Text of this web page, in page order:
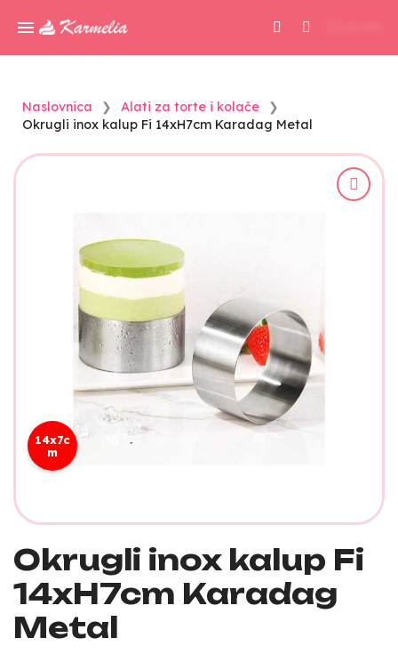
Naslovnica
Alati za torte i kolače
Okrugli inox kalup Fi 14xH7cm Karadag Metal
14x7c
m
Okrugli inox kalup Fi
14xH7cm Karadag
Metal